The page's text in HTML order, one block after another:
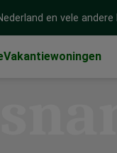
en vele andere
Vakantiewoningen